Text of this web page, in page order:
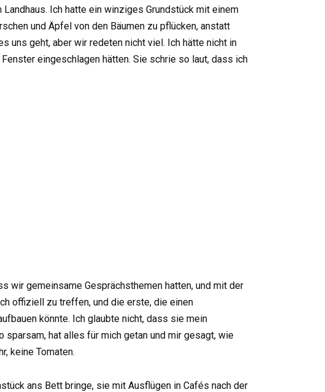
Ich hatte ein winziges Grundstück mit einem
und Äpfel von den Bäumen zu pflücken, anstatt
uns geht, aber wir redeten nicht viel. Ich hätte nicht in
eingeschlagen hätten. Sie schrie so laut, dass ich
wir gemeinsame Gesprächsthemen hatten, und mit der
offiziell zu treffen, und die erste, die einen
könnte. Ich glaubte nicht, dass sie mein
sparsam, hat alles für mich getan und mir gesagt, wie
keine Tomaten.
ans Bett bringe, sie mit Ausflügen in Cafés nach der